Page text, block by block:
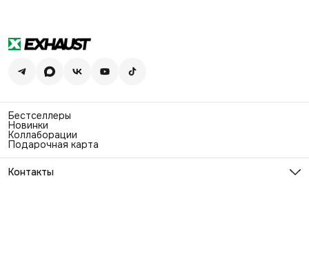
Бестселлеры
Новинки
Коллаборации
Подарочная карта
Контакты